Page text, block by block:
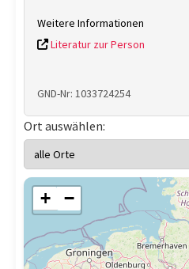
Weitere Informationen
Literatur zur Person
GND-Nr: 1033724254
Ort auswählen:
+ −